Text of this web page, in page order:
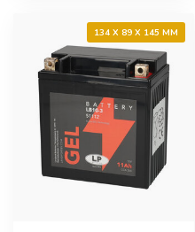
134 X 89 X 145 MM